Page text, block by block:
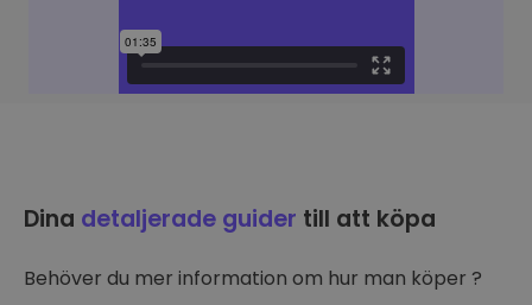
Dina detaljerade guider till att köpa
Behöver du mer information om hur man köper ?